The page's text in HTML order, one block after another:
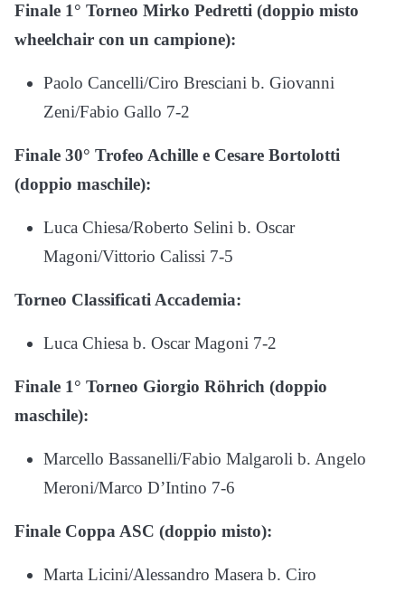
Finale 1° Torneo Mirko Pedretti (doppio misto
wheelchair con un campione):
Paolo Cancelli/Ciro Bresciani b. Giovanni
Zeni/Fabio Gallo 7-2
Finale 30° Trofeo Achille e Cesare Bortolotti
(doppio maschile):
Luca Chiesa/Roberto Selini b. Oscar
Magoni/Vittorio Calissi 7-5
Torneo Classificati Accademia:
Luca Chiesa b. Oscar Magoni 7-2
Finale 1° Torneo Giorgio Röhrich (doppio
maschile):
Marcello Bassanelli/Fabio Malgaroli b. Angelo
Meroni/Marco D’Intino 7-6
Finale Coppa ASC (doppio misto):
Marta Licini/Alessandro Masera b. Ciro